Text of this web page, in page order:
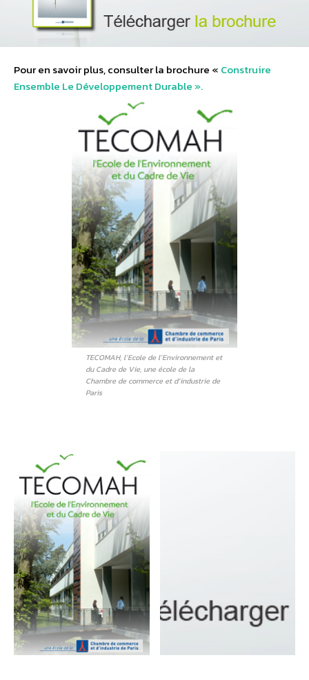
Pour en savoir plus, consulter la brochure « Construire
Ensemble Le Développement Durable ».
TECOMAH, l’Ecole de l’Environnement et
du Cadre de Vie, une école de la
Chambre de commerce et d’industrie de
Paris